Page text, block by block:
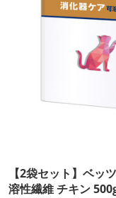
【2袋セット】ベッ
溶性繊維 チキン